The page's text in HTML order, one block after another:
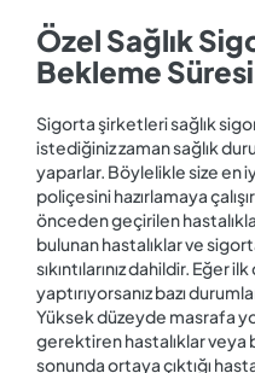
Özel Sağlık
Bekleme
Sigorta şirketleri sağlık
istediğiniz zaman sağlık
yaparlar. Böylelikle size en
poliçesini hazırlamaya
önceden geçirilen
bulunan hastalıklar ve
sıkıntılarınız dahildir. Eğer
yaptırıyorsanız bazı
Yüksek düzeyde masrafa
gerektiren hastalıklar veya
sonunda ortaya çıktığı